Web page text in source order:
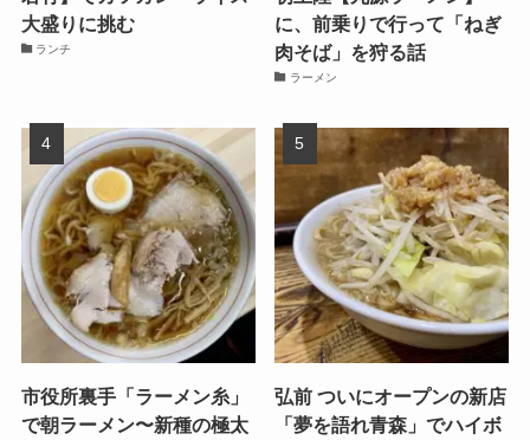
大盛りに挑む
ランチ
に、前乗りで行って「ねぎ
肉そば」を狩る話
ラーメン
市役所裏手「ラーメン糸」
で朝ラーメン〜新種の極太
弘前 ついにオープンの新店
「夢を語れ青森」でハイボ